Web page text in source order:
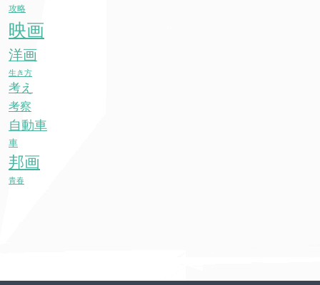
攻略
映画
洋画
生き方
考え
考察
自動車
車
邦画
青春